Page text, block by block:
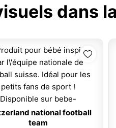
dans
national football
team